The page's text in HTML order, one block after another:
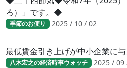
ろ）」です。◆
季節のお便り 2025 / 10 / 02
最低賃金引き上げが中小企業に
八木宏之の経済時事ウォッチ 2025 / 09